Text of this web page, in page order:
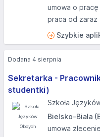
umowa o pracę
praca od zaraz
Szybkie
Sekretarka -
studentki)
Szkoła
Bielsko-Biała
umowa zlecenie
Dodana 4 sierpnia